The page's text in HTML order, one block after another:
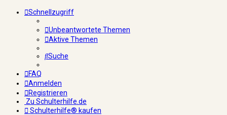
Schnellzugriff
Unbeantwortete Themen
Aktive Themen
Suche
FAQ
Anmelden
Registrieren
Zu Schulterhilfe.de
Schulterhilfe® kaufen